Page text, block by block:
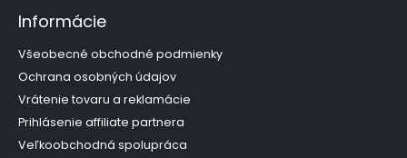
Informácie
Všeobecné obchodné podmienky
Ochrana osobných údajov
Vrátenie tovaru a reklamácie
Prihlásenie affiliate partnera
Veľkoobchodná spolupráca